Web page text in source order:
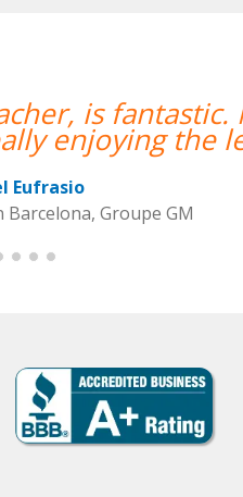
is
enjoying the
Eufrasio
Barcelona, Groupe GM